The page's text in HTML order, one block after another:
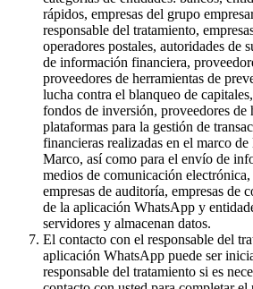
rápidos, empresas del grupo
responsable del tratamiento,
operadores postales, autoridades de
de información financiera,
proveedores de herramientas de
lucha contra el blanqueo de
fondos de inversión, proveedores de
plataformas para la gestión de
financieras realizadas en el marco
Marco, así como para el envío de
medios de comunicación electrónica,
empresas de auditoría, empresas de
de la aplicación WhatsApp y
servidores y almacenan datos.
El contacto con el responsable del
aplicación WhatsApp puede ser
responsable del tratamiento si es